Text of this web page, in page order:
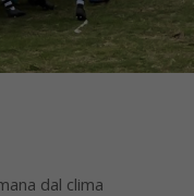
dal clima